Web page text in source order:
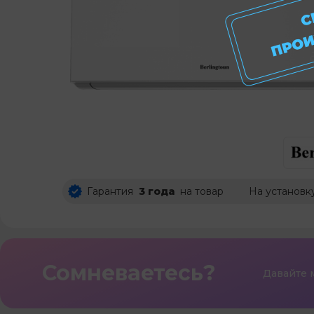
Гарантия 3 года на товар На
Сомневаетесь? Давайте